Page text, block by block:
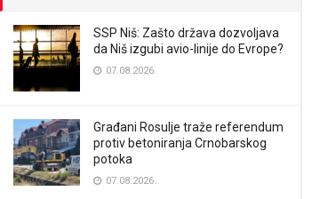
SSP Niš: Zašto država dozvoljava
da Niš izgubi avio-linije do Evrope?
07.08.2026.
Građani Rosulje traže referendum
protiv betoniranja Crnobarskog
potoka
07.08.2026.